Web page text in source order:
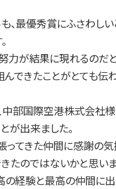
最優秀賞にふさわし
力が結果に現れるのだと
できたことがとても伝
中部国際空港株式会社
が出来ました。
てきた仲間に感謝の気
たのではないかと思いま
の経験と最高の仲間に